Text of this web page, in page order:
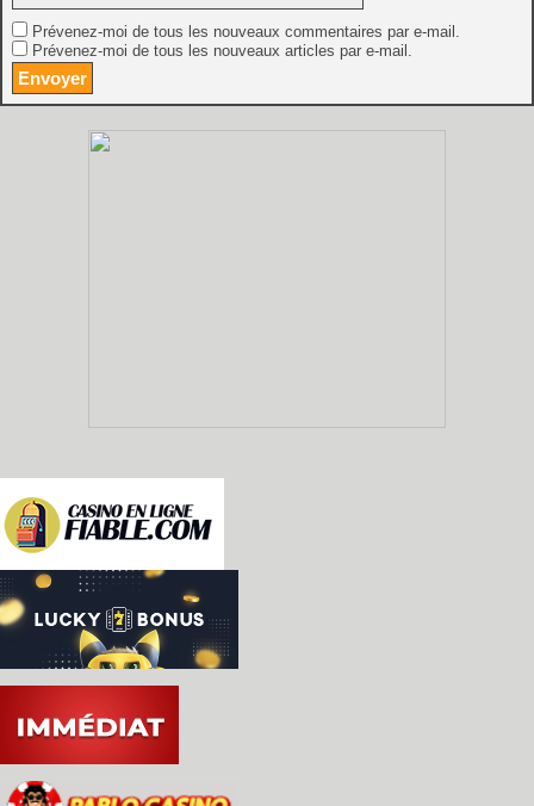
Prévenez-moi de tous les nouveaux commentaires par e-mail.
Prévenez-moi de tous les nouveaux articles par e-mail.